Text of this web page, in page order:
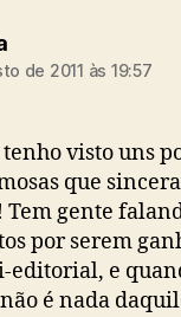
diz:
de 2011 às 19:57
visto uns
que
gente
por serem
editorial, e
é nada